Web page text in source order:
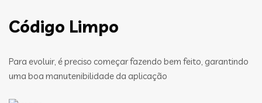
Código Limpo
Para evoluir, é preciso começar fazendo bem feito, garantindo
uma boa manutenibilidade da aplicação